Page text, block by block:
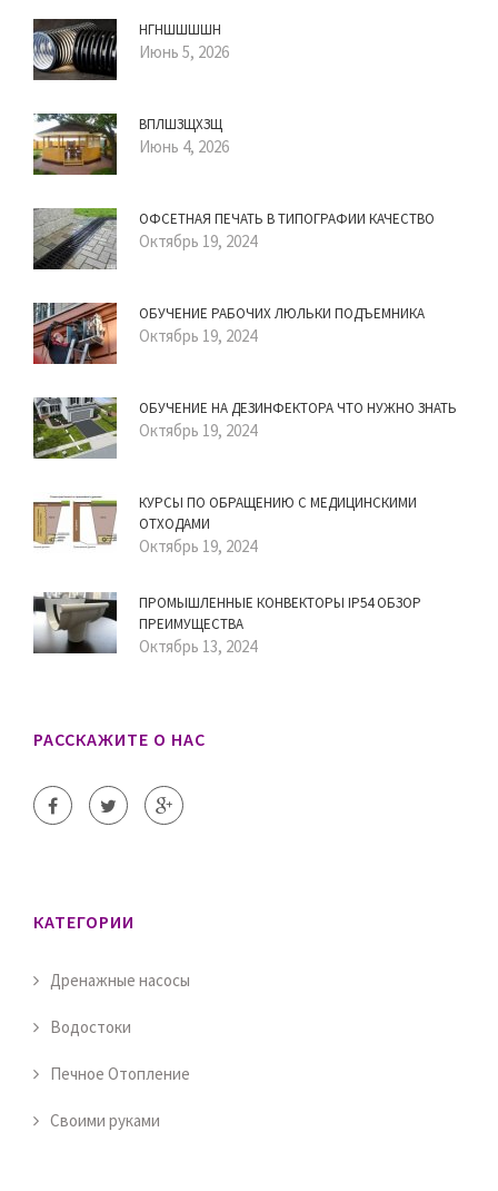
НГНШШШШН
Июнь 5, 2026
ВПЛШЗЩХЗЩ
Июнь 4, 2026
ОФСЕТНАЯ ПЕЧАТЬ В ТИПОГРАФИИ КАЧЕСТВО
Октябрь 19, 2024
ОБУЧЕНИЕ РАБОЧИХ ЛЮЛЬКИ ПОДЪЕМНИКА
Октябрь 19, 2024
ОБУЧЕНИЕ НА ДЕЗИНФЕКТОРА ЧТО НУЖНО ЗНАТЬ
Октябрь 19, 2024
КУРСЫ ПО ОБРАЩЕНИЮ С МЕДИЦИНСКИМИ
ОТХОДАМИ
Октябрь 19, 2024
ПРОМЫШЛЕННЫЕ КОНВЕКТОРЫ IP54 ОБЗОР
ПРЕИМУЩЕСТВА
Октябрь 13, 2024
РАССКАЖИТЕ О НАС
КАТЕГОРИИ
Дренажные насосы
Водостоки
Печное Отопление
Своими руками